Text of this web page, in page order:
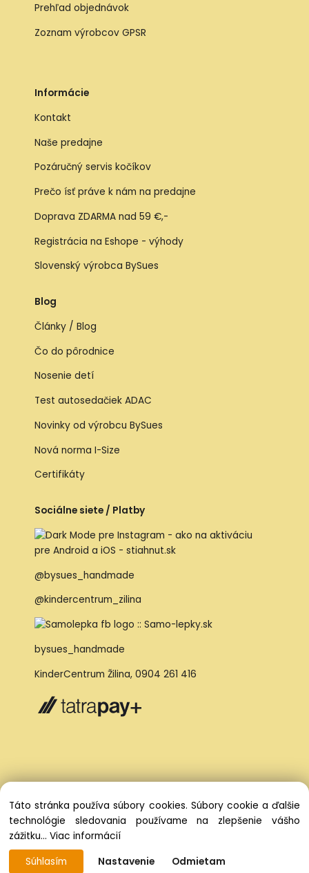
Prehľad objednávok
Zoznam výrobcov GPSR
Informácie
Kontakt
Naše predajne
Pozáručný servis kočíkov
Prečo ísť práve k nám na predajne
Doprava ZDARMA nad 59 €,-
Registrácia na Eshope - výhody
Slovenský výrobca BySues
Blog
Články / Blog
Čo do pôrodnice
Nosenie detí
Test autosedačiek ADAC
Novinky od výrobcu BySues
Nová norma I-Size
Certifikáty
Sociálne siete / Platby
@bysues_handmade
@kindercentrum_zilina
bysues_handmade
KinderCentrum Žilina, 0904 261 416
Vytvorené systémom ClickEshop.sk
Táto stránka používa súbory cookies. Súbory cookie a ďalšie
technológie sledovania používame na zlepšenie vášho
zážitku... Viac informácií
Súhlasím
Nastavenie Odmietam